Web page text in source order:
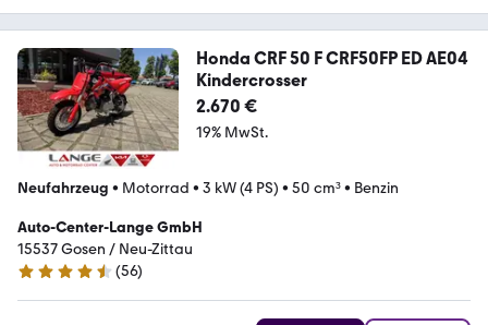
Honda CRF 50 F CRF50FP ED AE04
Kindercrosser
2.670 €
19% MwSt.
Neufahrzeug • Motorrad • 3 kW (4 PS) • 50 cm³• Benzin
Auto-Center-Lange GmbH
15537 Gosen / Neu-Zittau
4.7 Sterne
(56)